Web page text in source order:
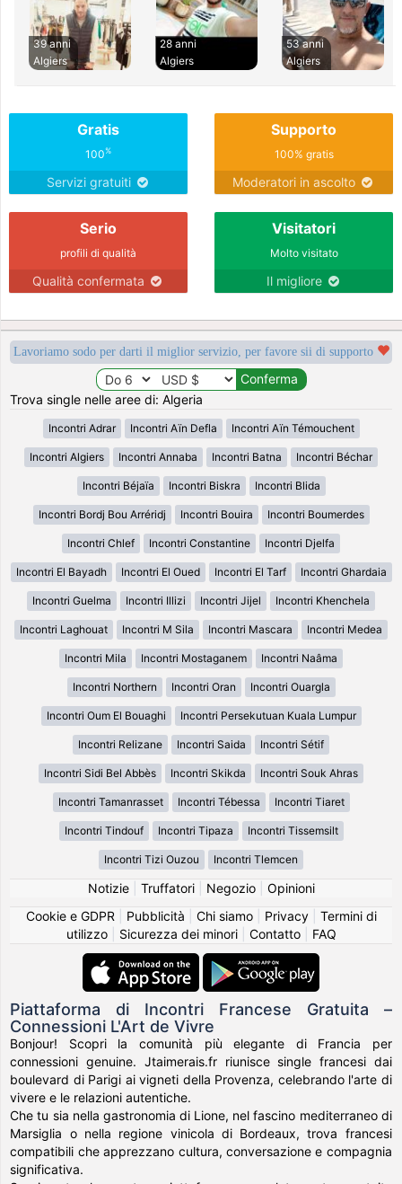
39 anni
Algiers
28 anni
Algiers
53 anni
Algiers
Gratis
100%
Servizi gratuiti
Supporto
100% gratis
Moderatori in ascolto
Serio
profili di qualità
Qualità confermata
Visitatori
Molto visitato
Il migliore
Lavoriamo sodo per darti il miglior servizio, per favore sii di supporto
Trova single nelle aree di: Algeria
Incontri Adrar Incontri Aïn Defla Incontri Aïn Témouchent
Incontri Algiers Incontri Annaba Incontri Batna Incontri Béchar
Incontri Béjaïa Incontri Biskra Incontri Blida
Incontri Bordj Bou Arréridj Incontri Bouira Incontri Boumerdes
Incontri Chlef Incontri Constantine Incontri Djelfa
Incontri El Bayadh Incontri El Oued Incontri El Tarf Incontri Ghardaia
Incontri Guelma Incontri Illizi Incontri Jijel Incontri Khenchela
Incontri Laghouat Incontri M Sila Incontri Mascara Incontri Medea
Incontri Mila Incontri Mostaganem Incontri Naâma
Incontri Northern Incontri Oran Incontri Ouargla
Incontri Oum El Bouaghi Incontri Persekutuan Kuala Lumpur
Incontri Relizane Incontri Saida Incontri Sétif
Incontri Sidi Bel Abbès Incontri Skikda Incontri Souk Ahras
Incontri Tamanrasset Incontri Tébessa Incontri Tiaret
Incontri Tindouf Incontri Tipaza Incontri Tissemsilt
Incontri Tizi Ouzou Incontri Tlemcen
Notizie| Truffatori| Negozio| Opinioni
Cookie e GDPR
Pubblicità Chi siamo| Privacy| Termini di
utilizzo| Sicurezza dei minori| Contatto| FAQ
Piattaforma di Incontri Francese Gratuita –
Connessioni L'Art de Vivre
Bonjour! Scopri la comunità più elegante di Francia per
connessioni genuine. Jtaimerais.fr riunisce single francesi dai
boulevard di Parigi ai vigneti della Provenza, celebrando l'arte di
vivere e le relazioni autentiche.
Che tu sia nella gastronomia di Lione, nel fascino mediterraneo di
Marsiglia o nella regione vinicola di Bordeaux, trova francesi
compatibili che apprezzano cultura, conversazione e compagnia
significativa.